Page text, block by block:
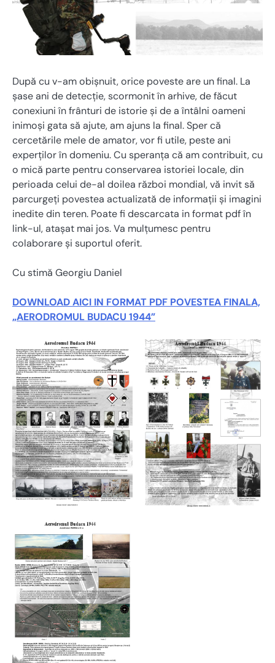
După cu v-am obișnuit, orice poveste are un final. La
șase ani de detecție, scormonit în arhive, de făcut
conexiuni în frânturi de istorie și de a întâlni oameni
inimoși gata să ajute, am ajuns la final. Sper că
cercetările mele de amator, vor fi utile, peste ani
experților în domeniu. Cu speranța că am contribuit, cu
o mică parte pentru conservarea istoriei locale, din
perioada celui de-al doilea război mondial, vă invit să
parcurgeți povestea actualizată de informații și imagini
inedite din teren. Poate fi descarcata in format pdf în
link-ul, atașat mai jos. Va mulțumesc pentru
colaborare și suportul oferit.
Cu stimă Georgiu Daniel
DOWNLOAD AICI IN FORMAT PDF POVESTEA FINALA,
„AERODROMUL BUDACU 1944”